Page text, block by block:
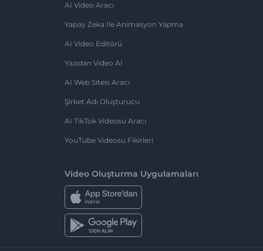
AI Video Aracı
Yapay Zeka Ile Animasyon Yapma
AI Video Editörü
Yazıdan Video AI
AI Web Sitesi Aracı
Şirket Adı Oluşturucu
AI TikTok Videosu Aracı
YouTube Videosu Fikirleri
Video Oluşturma Uygulamaları